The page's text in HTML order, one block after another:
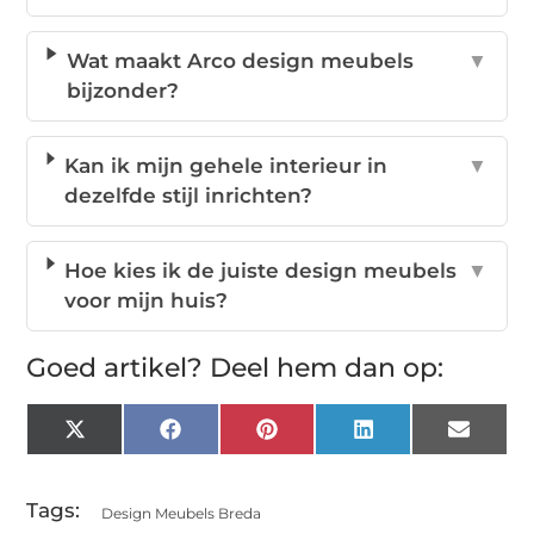
Wat maakt Arco design meubels
bijzonder?
▼
Kan ik mijn gehele interieur in
dezelfde stijl inrichten?
▼
Hoe kies ik de juiste design meubels
voor mijn huis?
▼
Goed artikel? Deel hem dan op:
X
(Twitter)
FacebookPinterestLinkedInEmail
Tags: Design Meubels Breda